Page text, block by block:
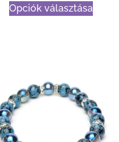
Opciók választása